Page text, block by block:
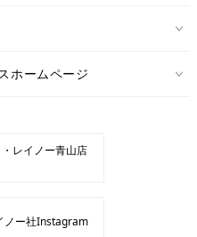
ホームページ
レイノー青山店
ノー社Instagram